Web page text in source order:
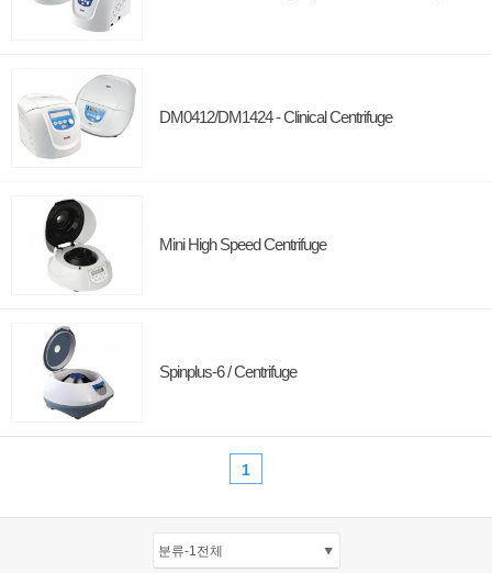
DM0412/DM1424 - Clinical Centrifuge
Mini High Speed Centrifuge
Spinplus-6 / Centrifuge
1